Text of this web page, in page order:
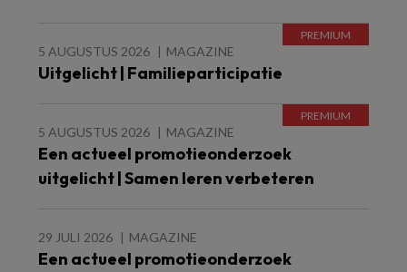
5 AUGUSTUS 2026 MAGAZINE
Uitgelicht | Familieparticipatie
5 AUGUSTUS 2026 MAGAZINE
Een actueel promotieonderzoek
uitgelicht | Samen leren verbeteren
29 JULI 2026 MAGAZINE
Een actueel promotieonderzoek